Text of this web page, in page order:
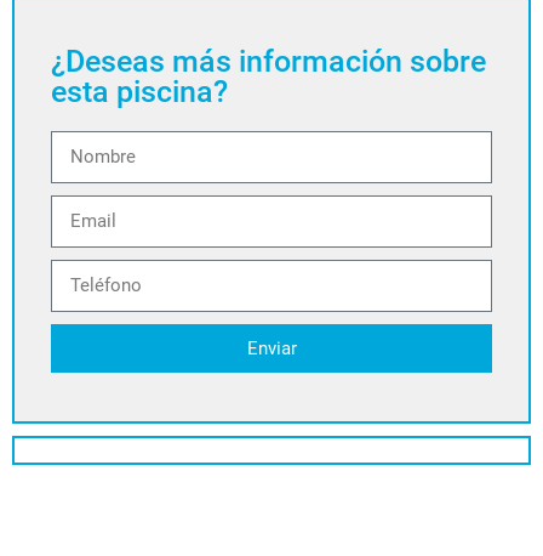
¿Deseas más información sobre
esta piscina?
Enviar